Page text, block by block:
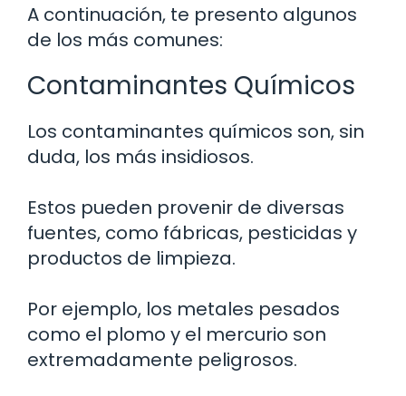
A continuación, te presento algunos
de los más comunes:
Contaminantes Químicos
Los contaminantes químicos son, sin
duda, los más insidiosos.
Estos pueden provenir de diversas
fuentes, como fábricas, pesticidas y
productos de limpieza.
Por ejemplo, los metales pesados
como el plomo y el mercurio son
extremadamente peligrosos.